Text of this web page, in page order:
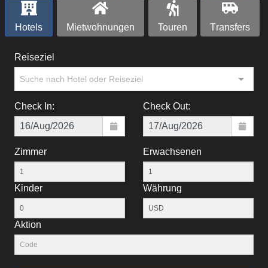
Hotels Mietwohnungen Touren Тransfers
Reiseziel
Suche nach Hotel oder Reiseziel
Check In: Check Out:
Zimmer Erwachsenen
Kinder Währung
Aktion